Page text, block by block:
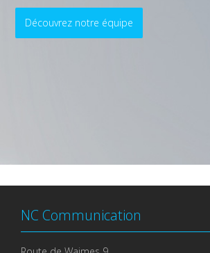
Découvrez notre équipe
NC Communication